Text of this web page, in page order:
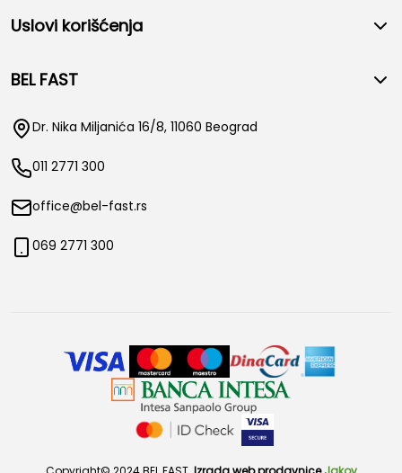
Uslovi korišćenja
BEL FAST
Dr. Nika Miljanića 16/8, 11060 Beograd
011 2771 300
office@bel-fast.rs
069 2771 300